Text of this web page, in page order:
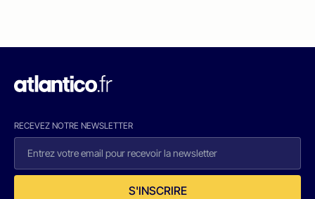
RECEVEZ NOTRE NEWSLETTER
S'INSCRIRE